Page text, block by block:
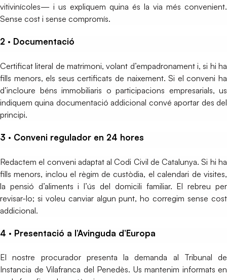
vitivinícoles— i us expliquem quina és la via més convenient.
Sense cost i sense compromís.
2 · Documentació
Certificat literal de matrimoni, volant d’empadronament i, si hi ha
fills menors, els seus certificats de naixement. Si el conveni ha
d’incloure béns immobiliaris o participacions empresarials, us
indiquem quina documentació addicional convé aportar des del
principi.
3 · Conveni regulador en 24 hores
Redactem el conveni adaptat al Codi Civil de Catalunya. Si hi ha
fills menors, inclou el règim de custòdia, el calendari de visites,
la pensió d’aliments i l’ús del domicili familiar. El rebreu per
revisar-lo; si voleu canviar algun punt, ho corregim sense cost
addicional.
4 · Presentació a l’Avinguda d’Europa
El nostre procurador presenta la demanda al Tribunal de
Instancia de Vilafranca del Penedès. Us mantenim informats en